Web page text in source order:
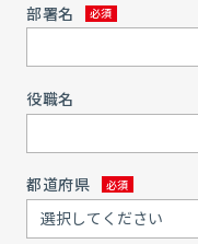
部署名
役職名
都道府県